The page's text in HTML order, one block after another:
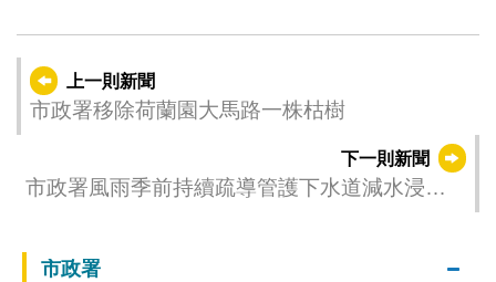
上一則新聞
市政署移除荷蘭園大馬路一株枯樹
下一則新聞
市政署風雨季前持續疏導管護下水道減水浸風
市政署